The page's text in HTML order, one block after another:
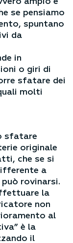
se pensiamo
spuntano
da
in
o giri di
sfatare dei
molti
sfatare
originale
che se si
a
rovinarsi.
la
non
al
è la
il